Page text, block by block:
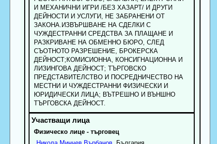
И МЕХАНИЧНИ ИГРИ /БЕЗ ХАЗАРТ/ И ДРУГИ
ДЕЙНОСТИ И УСЛУГИ, НЕ ЗАБРАНЕНИ ОТ
ЗАКОНА.ИЗВЪРШВАНЕ НА СДЕЛКИ С
ЧУЖДЕСТРАННИ СРЕДСТВА ЗА ПЛАЩАНЕ И
РАЗКРИВАНЕ НА ОБМЕННО БЮРО, СЛЕД
СЪОТНОТО РАЗРЕШЕНИЕ, БРОКЕРСКА
ДЕЙНОСТ;КОМИСИОННА, КОНСИГНАЦИОННА И
ЛИЗИНГОВА ДЕЙНОСТ; ТЪРГОВСКО
ПРЕДСТАВИТЕЛСТВО И ПОСРЕДНИЧЕСТВО НА
МЕСТНИ И ЧУЖДЕСТРАННИ ФИЗИЧЕСКИ И
ЮРИДИЧЕСКИ ЛИЦА; ВЪТРЕШНО И ВЪНШНО
ТЪРГОВСКА ДЕЙНОСТ.
Физическо лице - търговец